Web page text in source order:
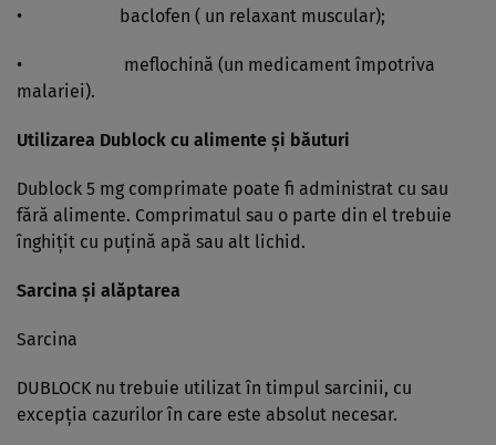
• baclofen ( un relaxant muscular);
• meflochină (un medicament împotriva
malariei).
Utilizarea Dublock cu alimente şi băuturi
Dublock 5 mg comprimate poate fi administrat cu sau
fără alimente. Comprimatul sau o parte din el trebuie
înghiţit cu puţină apă sau alt lichid.
Sarcina şi alăptarea
Sarcina
DUBLOCK nu trebuie utilizat în timpul sarcinii, cu
excepţia cazurilor în care este absolut necesar.